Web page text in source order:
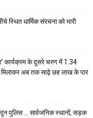
धार्मिक संरचना को भारी
कार्यक्रम के दूसरे चरण में 1.34
मिलाकर अब तक साढ़े छह लाख के पार
पुलिस … सार्वजनिक स्थानों, सड़क